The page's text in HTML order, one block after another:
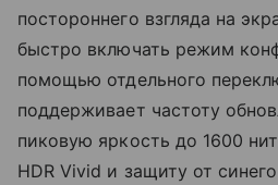
постороннего взгляда на
быстро включать режим
помощью отдельного
поддерживает частоту
пиковую яркость до 1600
HDR Vivid и защиту от